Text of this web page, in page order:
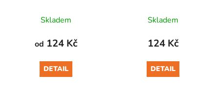
Skladem
od 124 Kč
DETAIL
Skladem
124 Kč
DETAIL